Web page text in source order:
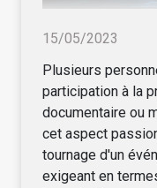
15/05/2023
Plusieurs
participation à la
documentaire ou
cet aspect
tournage d'un
exigeant en